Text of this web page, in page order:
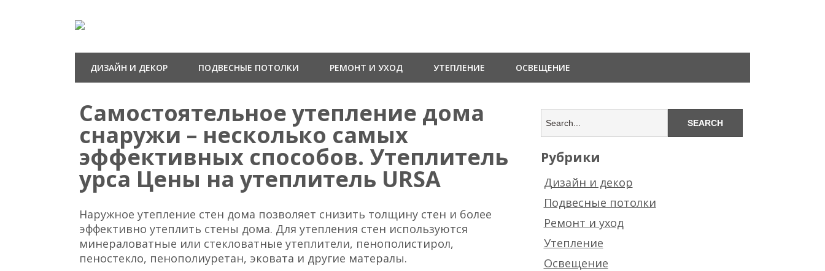
ДИЗАЙН И ДЕКОР ПОДВЕСНЫЕ ПОТОЛКИ РЕМОНТ И УХОД УТЕПЛЕНИЕ ОСВЕЩЕНИЕ
Самостоятельное утепление дома
снаружи – несколько самых
эффективных способов. Утеплитель
урса Цены на утеплитель URSA
Наружное утепление стен дома позволяет снизить толщину стен и более
эффективно утеплить стены дома. Для утепления стен используются
минераловатные или стекловатные утеплители, пенополистирол,
пеностекло, пенополиуретан, эковата и другие матералы.
Рубрики
Дизайн и декор
Подвесные потолки
Ремонт и уход
Утепление
Освещение